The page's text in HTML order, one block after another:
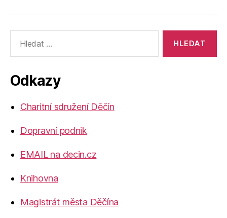
vyhledávání:
Odkazy
Charitní sdružení Děčín
Dopravní podnik
EMAIL na decin.cz
Knihovna
Magistrát města Děčína